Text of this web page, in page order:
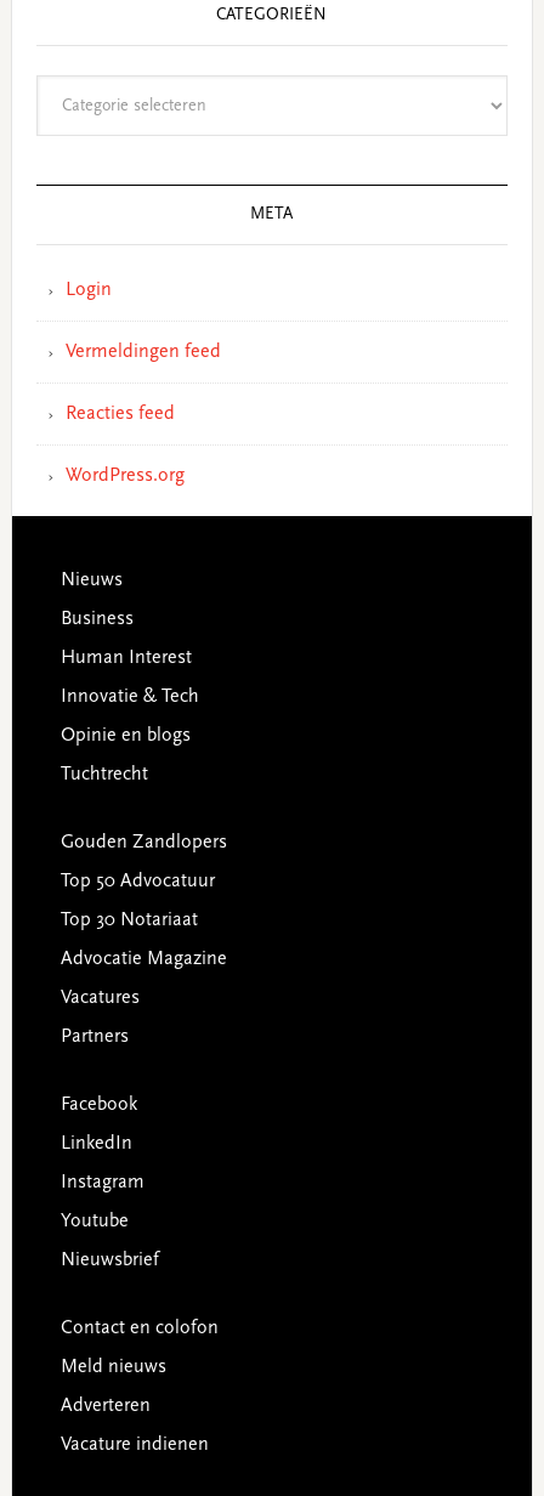
CATEGORIEËN
META
Login
Vermeldingen feed
Reacties feed
WordPress.org
Footer
Nieuws
Business
Human Interest
Innovatie & Tech
Opinie en blogs
Tuchtrecht
Gouden Zandlopers
Top 50 Advocatuur
Top 30 Notariaat
Advocatie Magazine
Vacatures
Partners
Facebook
LinkedIn
Instagram
Youtube
Nieuwsbrief
Contact en colofon
Meld nieuws
Adverteren
Vacature indienen